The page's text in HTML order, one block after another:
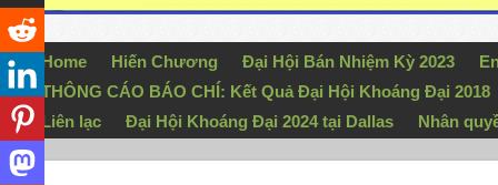
Home Hiến Chương Đại Hội Bán Nhiệm Kỳ 2023
THÔNG CÁO BÁO CHÍ: Kết Quả Đại Hội Khoáng Đại 2018
Liên lạc
Đại Hội Khoáng Đại 2024 tại Dallas Nhân